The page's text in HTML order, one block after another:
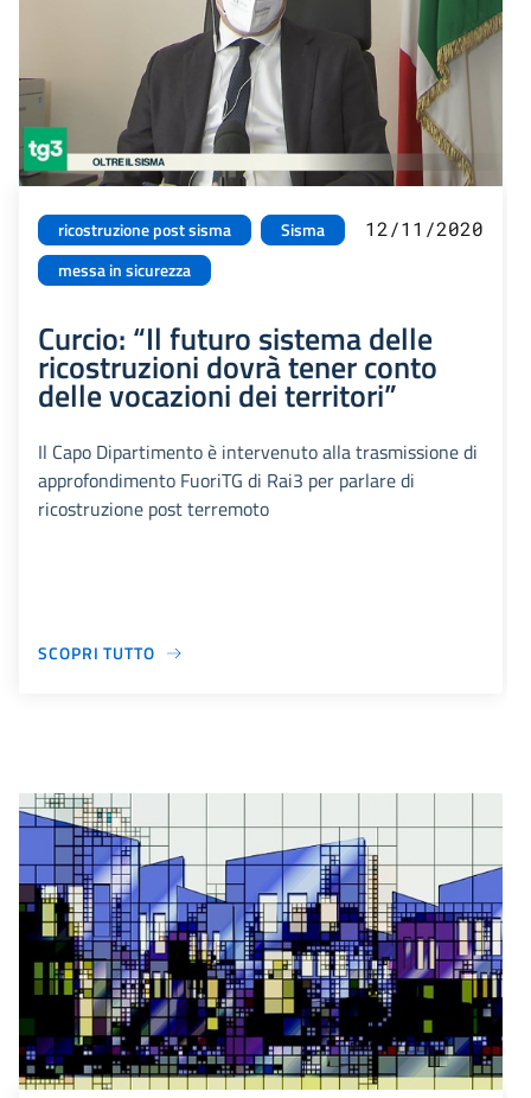
ricostruzione post sisma
Sisma
messa in sicurezza
12/11/2020
Curcio: “Il futuro sistema delle
ricostruzioni dovrà tener conto
delle vocazioni dei territori”
Il Capo Dipartimento è intervenuto alla trasmissione di
approfondimento FuoriTG di Rai3 per parlare di
ricostruzione post terremoto
SCOPRI TUTTO